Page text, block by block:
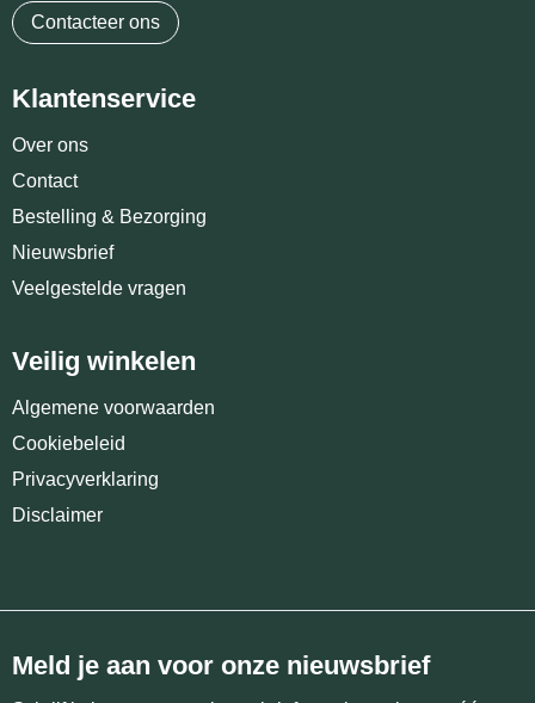
Contacteer ons
Klantenservice
Over ons
Contact
Bestelling & Bezorging
Nieuwsbrief
Veelgestelde vragen
Veilig winkelen
Algemene voorwaarden
Cookiebeleid
Privacyverklaring
Disclaimer
Meld je aan voor onze nieuwsbrief